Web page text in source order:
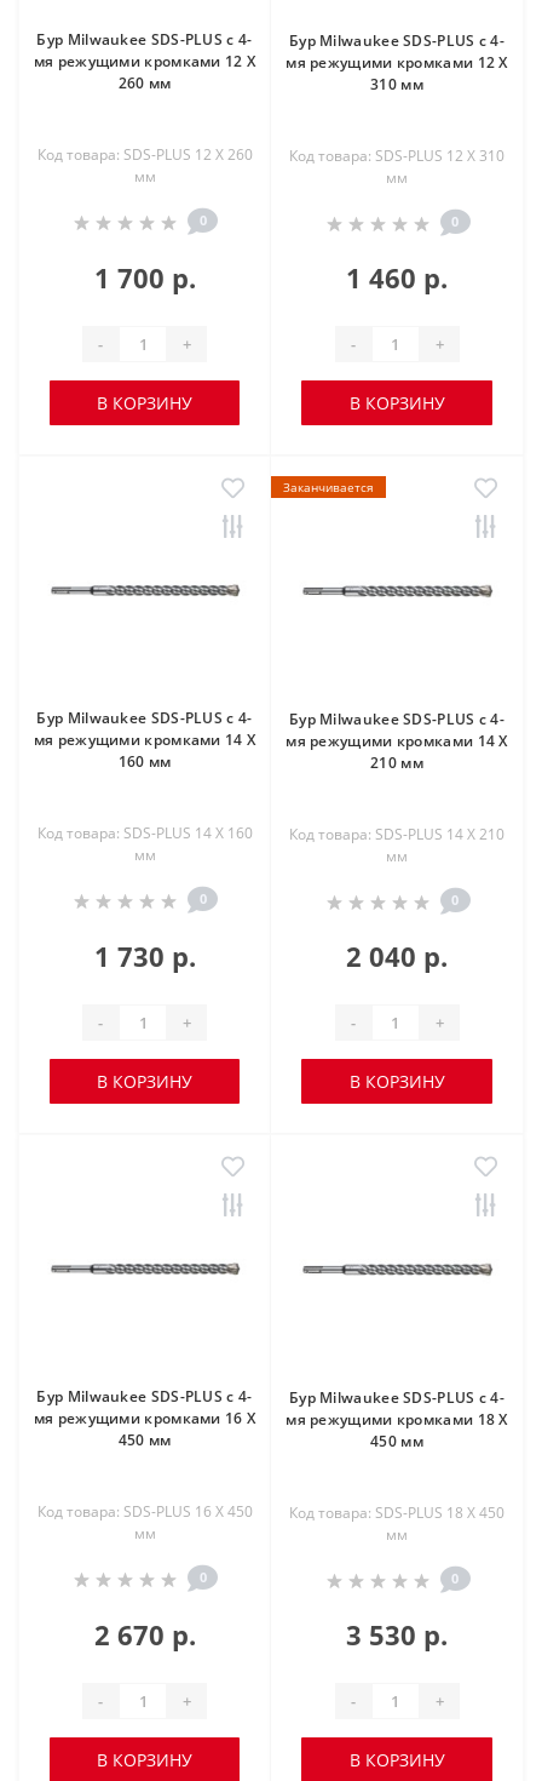
Бур Milwaukee SDS-PLUS с 4-
мя режущими кромками 12 X
260 мм
Код товара: SDS-PLUS 12 X 260
мм
0
1 700 р.
- +
В КОРЗИНУ
Бур Milwaukee SDS-PLUS с 4-
мя режущими кромками 12 X
310 мм
Код товара: SDS-PLUS 12 X 310
мм
0
1 460 р.
- +
В КОРЗИНУ
Бур Milwaukee SDS-PLUS с 4-
мя режущими кромками 14 X
160 мм
Код товара: SDS-PLUS 14 X 160
мм
0
1 730 р.
- +
В КОРЗИНУ
Заканчивается
Бур Milwaukee SDS-PLUS с 4-
мя режущими кромками 14 X
210 мм
Код товара: SDS-PLUS 14 X 210
мм
0
2 040 р.
- +
В КОРЗИНУ
Бур Milwaukee SDS-PLUS с 4-
мя режущими кромками 16 X
450 мм
Код товара: SDS-PLUS 16 X 450
мм
0
2 670 р.
- +
В КОРЗИНУ
Бур Milwaukee SDS-PLUS с 4-
мя режущими кромками 18 X
450 мм
Код товара: SDS-PLUS 18 X 450
мм
0
3 530 р.
- +
В КОРЗИНУ